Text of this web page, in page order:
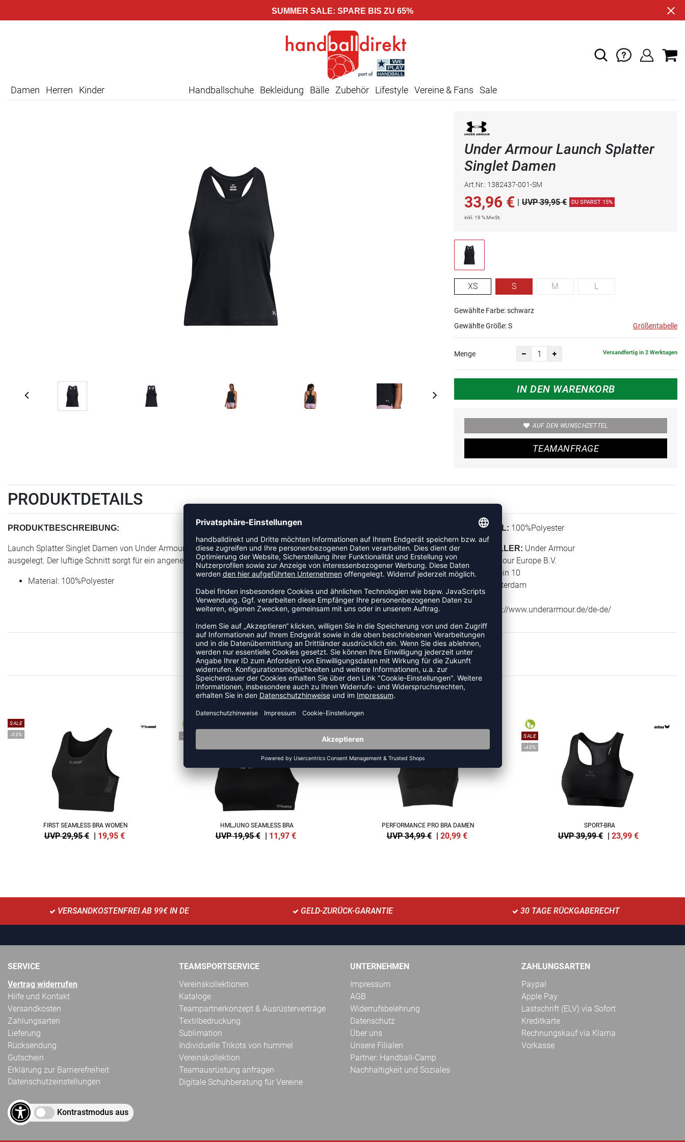
SUMMER SALE: SPARE BIS ZU 65%
Damen Herren Kinder Handballschuhe Bekleidung Bälle Zubehör Lifestyle Vereine & Fans Sale
Under Armour Launch Splatter
Singlet Damen
Art.Nr.: 1382437-001-SM
33,96 € | UVP 39,95 € DU SPARST 15%
inkl. 19 % MwSt.
XS S M L
Gewählte Farbe: schwarz
Gewählte Größe:S Größentabelle
Menge Versandfertig in 2 Werktagen
IN DEN WARENKORB
AUF DEN WUNSCHZETTEL
TEAMANFRAGE
PRODUKTDETAILS
PRODUKTBESCHREIBUNG:
Launch Splatter Singlet Damen von Under Armour ist ein Artikel der Kategorie Laufshirt. Dieses Modell ist speziell für Damen
ausgelegt. Der luftige Schnitt sorgt für ein angenehmes Tragegefühl während Training und Wettkampf.
Material: 100%Polyester
MATERIAL: 100%Polyester
HERSTELLER: Under Armour
Under Armour Europe B.V.
Stadionplein 10
1076 Amsterdam
NL
Web: https://www.underarmour.de/de-de/
ZULETZT ANGESEHEN
MEHR AUS DER KATEGORIE RUNNING
SALE
-33%
FIRST SEAMLESS BRA WOMEN
UVP 29,95 € 19,95 €
-40%
HMLJUNO SEAMLESS BRA
UVP 19,95 € 11,97 €
PERFORMANCE PRO BRA DAMEN
UVP 34,99 € 20,99 €
SALE
-40%
SPORT-BRA
UVP 39,99 € 23,99 €
VERSANDKOSTENFREI AB 99€ IN DE GELD-ZURÜCK-GARANTIE 30 TAGE RÜCKGABERECHT
SERVICE
Vertrag widerrufen
Hilfe und Kontakt
Versandkosten
Zahlungsarten
Lieferung
Rücksendung
Gutschein
Erklärung zur Barrierefreiheit
Datenschutzeinstellungen
Kontrastmodus aus
TEAMSPORTSERVICE
Vereinskollektionen
Kataloge
Teampartnerkonzept & Ausrüsterverträge
Textilbedruckung
Sublimation
Individuelle Trikots von hummel
Vereinskollektion
Teamausrüstung anfragen
Digitale Schuhberatung für Vereine
UNTERNEHMEN
Impressum
AGB
Widerrufsbelehrung
Datenschutz
Über uns
Unsere Filialen
Partner: Handball-Camp
Nachhaltigkeit und Soziales
ZAHLUNGSARTEN
Paypal
Apple Pay
Lastschrift (ELV) via Sofort
Kreditkarte
Rechnungskauf via Klarna
Vorkasse